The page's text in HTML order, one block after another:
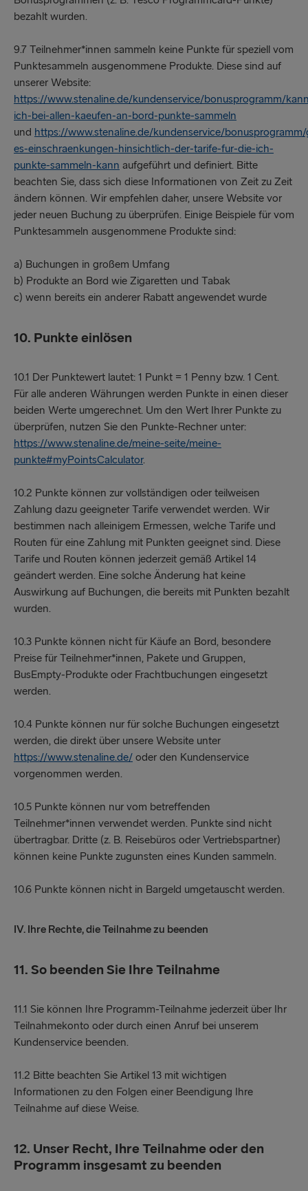
bezahlt wurden.
9.7 Teilnehmer*innen sammeln keine Punkte für speziell vom
Punktesammeln ausgenommene Produkte. Diese sind auf
unserer Website:
https://www.stenaline.de/kundenservice/bonusprogramm/
ich-bei-allen-kaeufen-an-bord-punkte-sammeln
und https://www.stenaline.de/kundenservice/
es-einschraenkungen-hinsichtlich-der-tarife-fur-die-ich-
punkte-sammeln-kann aufgeführt und definiert. Bitte
beachten Sie, dass sich diese Informationen von Zeit zu Zeit
ändern können. Wir empfehlen daher, unsere Website vor
jeder neuen Buchung zu überprüfen. Einige Beispiele für vom
Punktesammeln ausgenommene Produkte sind:
a) Buchungen in großem Umfang
b) Produkte an Bord wie Zigaretten und Tabak
c) wenn bereits ein anderer Rabatt angewendet wurde
10. Punkte einlösen
10.1 Der Punktewert lautet: 1 Punkt = 1 Penny bzw. 1 Cent.
Für alle anderen Währungen werden Punkte in einen dieser
beiden Werte umgerechnet. Um den Wert Ihrer Punkte zu
überprüfen, nutzen Sie den Punkte-Rechner unter:
https://www.stenaline.de/meine-seite/meine-
punkte#myPointsCalculator.
10.2 Punkte können zur vollständigen oder teilweisen
Zahlung dazu geeigneter Tarife verwendet werden. Wir
bestimmen nach alleinigem Ermessen, welche Tarife und
Routen für eine Zahlung mit Punkten geeignet sind. Diese
Tarife und Routen können jederzeit gemäß Artikel 14
geändert werden. Eine solche Änderung hat keine
Auswirkung auf Buchungen, die bereits mit Punkten bezahlt
wurden.
10.3 Punkte können nicht für Käufe an Bord, besondere
Preise für Teilnehmer*innen, Pakete und Gruppen,
BusEmpty-Produkte oder Frachtbuchungen eingesetzt
werden.
10.4 Punkte können nur für solche Buchungen eingesetzt
werden, die direkt über unsere Website unter
https://www.stenaline.de/ oder den Kundenservice
vorgenommen werden.
10.5 Punkte können nur vom betreffenden
Teilnehmer*innen verwendet werden. Punkte sind nicht
übertragbar. Dritte (z. B. Reisebüros oder Vertriebspartner)
können keine Punkte zugunsten eines Kunden sammeln.
10.6 Punkte können nicht in Bargeld umgetauscht werden.
IV. Ihre Rechte, die Teilnahme zu beenden
11. So beenden Sie Ihre Teilnahme
11.1 Sie können Ihre Programm-Teilnahme jederzeit über Ihr
Teilnahmekonto oder durch einen Anruf bei unserem
Kundenservice beenden.
11.2 Bitte beachten Sie Artikel 13 mit wichtigen
Informationen zu den Folgen einer Beendigung Ihre
Teilnahme auf diese Weise.
12. Unser Recht, Ihre Teilnahme oder den
Programm insgesamt zu beenden